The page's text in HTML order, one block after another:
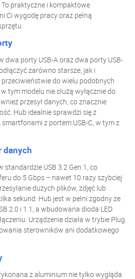
praktyczne i kompaktowe
Ci wygodę pracy oraz pełną
dwa porty USB-A oraz dwa porty USB-
zarówno starsze, jak i
do wielu podobnych
tym modelu nie służą wyłącznie do
przesył danych, co znacznie
Hub idealnie sprawdzi się z
z portem USB-C, w tym z
danych
standardzie USB 3.2 Gen 1, co
do 5 Gbps – nawet 10 razy szybciej
dużych plików, zdjęć lub
sekund. Hub jest w pełni zgodny ze
2.0 i 1.1, a wbudowana dioda LED
Urządzenie działa w trybie Plug
sterowników ani dodatkowego
z aluminium nie tylko wygląda